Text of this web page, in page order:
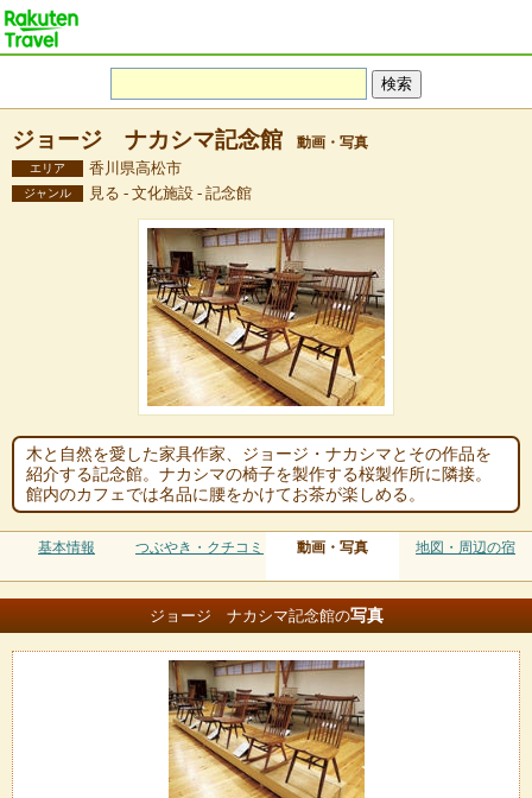
ジョージ ナカシマ記念館 動画・写真
エリア 香川県高松市
ジャンル 見る - 文化施設 - 記念館
木と自然を愛した家具作家、ジョージ・ナカシマとその作品を
紹介する記念館。ナカシマの椅子を製作する桜製作所に隣接。
館内のカフェでは名品に腰をかけてお茶が楽しめる。
基本情報 つぶやき・クチコミ 動画・写真 地図・周辺の宿
ジョージ ナカシマ記念館の写真